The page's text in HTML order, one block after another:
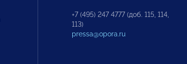
+7 (495) 247 4777 (доб. 115, 114,
113)
pressa@opora.ru